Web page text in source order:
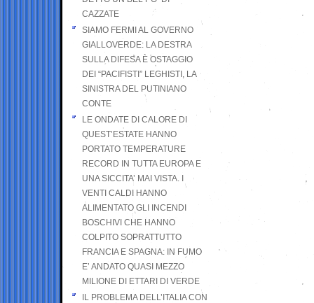
CAZZATE
SIAMO FERMI AL GOVERNO
GIALLOVERDE: LA DESTRA
SULLA DIFESA È OSTAGGIO
DEI “PACIFISTI” LEGHISTI, LA
SINISTRA DEL PUTINIANO
CONTE
LE ONDATE DI CALORE DI
QUEST’ESTATE HANNO
PORTATO TEMPERATURE
RECORD IN TUTTA EUROPA E
UNA SICCITA’ MAI VISTA. I
VENTI CALDI HANNO
ALIMENTATO GLI INCENDI
BOSCHIVI CHE HANNO
COLPITO SOPRATTUTTO
FRANCIA E SPAGNA: IN FUMO
E’ ANDATO QUASI MEZZO
MILIONE DI ETTARI DI VERDE
IL PROBLEMA DELL’ITALIA CON